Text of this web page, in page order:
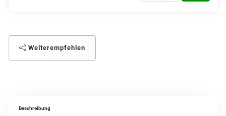
Weiterempfehlen
Beschreibung